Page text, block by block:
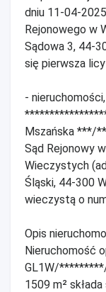
dniu 11-04-
Rejonowego w
Sądowa 3, 44-
się pierwsza
-
Mszańska ***/
Sąd Rejonowy
Wieczystych
Śląski, 44-300
wieczystą o
Opis
Nieruchomość
GL1W/
1509 m²